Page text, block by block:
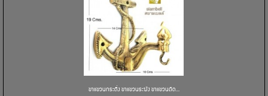
ขาแขวนกระดิ่ง ขาแขวนระฆัง ขาแขวนติด...